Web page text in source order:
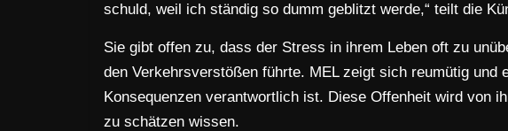
schuld, weil ich ständig so dumm geblitzt werde,“ teilt die
Sie gibt offen zu, dass der Stress in ihrem Leben oft zu
den Verkehrsverstößen führte. MEL zeigt sich reumütig und
Konsequenzen verantwortlich ist. Diese Offenheit wird von
zu schätzen wissen.